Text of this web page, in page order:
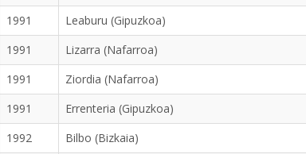
1991
Leaburu (Gipuzkoa)
1991
Lizarra (Nafarroa)
1991
Ziordia (Nafarroa)
1991
Errenteria (Gipuzkoa)
1992
Bilbo (Bizkaia)